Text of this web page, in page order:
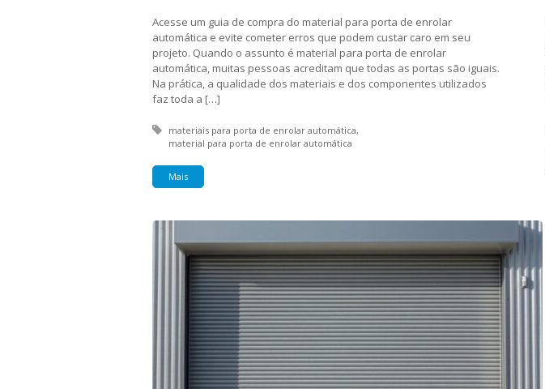
Acesse um guia de compra do material para porta de enrolar
automática e evite cometer erros que podem custar caro em seu
projeto. Quando o assunto é material para porta de enrolar
automática, muitas pessoas acreditam que todas as portas são iguais.
Na prática, a qualidade dos materiais e dos componentes utilizados
faz toda a […]
Tagged with:
materiais para porta de enrolar automática
material para porta de enrolar automática
Mais